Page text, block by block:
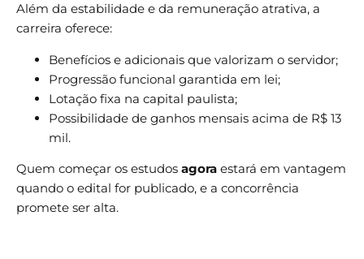
Além da estabilidade e da remuneração atrativa, a
carreira oferece:
Benefícios e adicionais que valorizam o servidor;
Progressão funcional garantida em lei;
Lotação fixa na capital paulista;
Possibilidade de ganhos mensais acima de R$ 13
mil.
Quem começar os estudos agora estará em vantagem
quando o edital for publicado, e a concorrência
promete ser alta.